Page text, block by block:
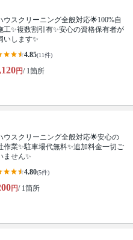
ウスクリーニング全般対応🌟100%自
工✨複数割引有✨安心の資格保有者が
いします✨
4.85(11件)
円/ 1箇所
ウスクリーニング全般対応🌟安心の
作業✨️駐車場代無料✨️追加料金一切ご
ません✨
4.80(5件)
円/ 1箇所